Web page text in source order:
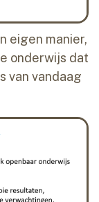
eigen manier,
onderwijs dat
van vandaag